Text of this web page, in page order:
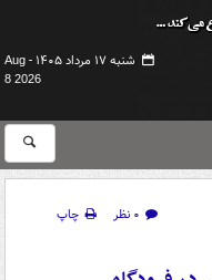
شنبه ۱۷ مرداد ۱۴۰۵ -
Aug
8 2026
۰ نظر
چاپ